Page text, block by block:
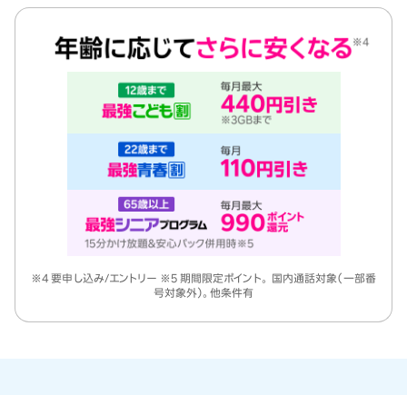
※4 要申し込み/エントリー ※5 期間限定ポイント。 国内通話対象（一部番
号対象外）。他条件有